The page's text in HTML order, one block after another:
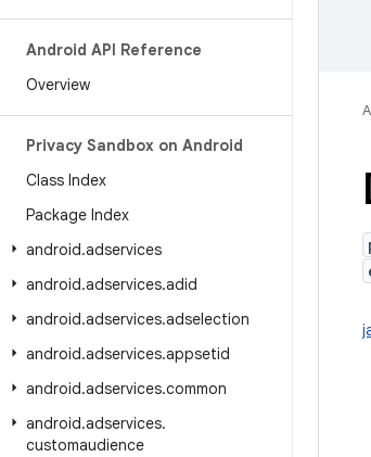
Android API Reference
Overview
Privacy Sandbox on Android
Class Index
Package Index
android.adservices
android.adservices.adid
android.adservices.adselection
android.adservices.appsetid
android.adservices.common
android.adservices.
customaudience